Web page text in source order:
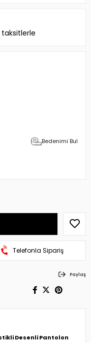
Bedenimi Bul
Telefonla Sipariş
Paylaş
Desenli Pantolon